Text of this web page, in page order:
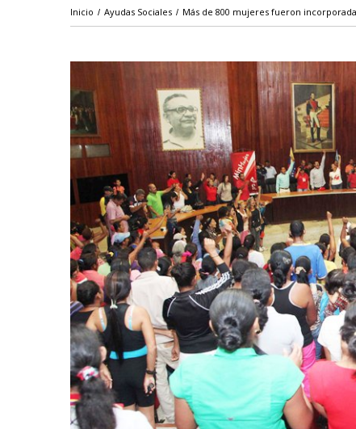
Inicio Ayudas Sociales Más de 800 mujeres fueron